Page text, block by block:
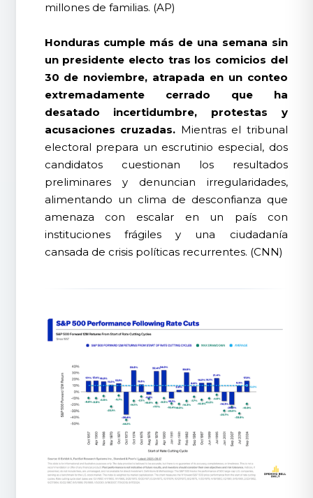
millones de familias. (AP)
Honduras cumple más de una semana sin
un presidente electo tras los comicios del
30 de noviembre, atrapada en un conteo
extremadamente cerrado que ha
desatado incertidumbre, protestas y
acusaciones cruzadas. Mientras el tribunal
electoral prepara un escrutinio especial, dos
candidatos cuestionan los resultados
preliminares y denuncian irregularidades,
alimentando un clima de desconfianza que
amenaza con escalar en un país con
instituciones frágiles y una ciudadanía
cansada de crisis políticas recurrentes. (CNN)